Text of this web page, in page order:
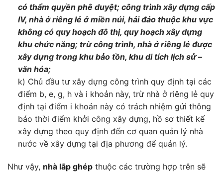
có thẩm quyền phê duyệt; công trình xây dựng cấp
IV, nhà ở riêng lẻ ở miền núi, hải đảo thuộc khu vực
không có quy hoạch đô thị, quy hoạch xây dựng
khu chức năng; trừ công trình, nhà ở riêng lẻ được
xây dựng trong khu bảo tồn, khu di tích lịch sử –
văn hóa;
k) Chủ đầu tư xây dựng công trình quy định tại các
điểm b, e, g, h và i khoản này, trừ nhà ở riêng lẻ quy
định tại điểm i khoản này có trách nhiệm gửi thông
báo thời điểm khởi công xây dựng, hồ sơ thiết kế
xây dựng theo quy định đến cơ quan quản lý nhà
nước về xây dựng tại địa phương để quản lý.
Như vậy, nhà lắp ghép thuộc các trường hợp trên sẽ